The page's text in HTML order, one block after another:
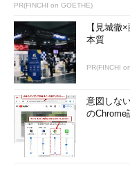
PR(FINCHI on GOETHE)
【見城徹
本質
PR(FINCHI
意図しな
のChrome